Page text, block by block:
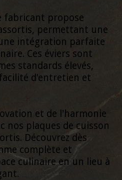
fabricant propose
permettant une
intégration parfaite
Ces éviers sont
standards élevés,
d'entretien et
et de l'harmonie
nos plaques de cuisson
Découvrez dès
complète et
culinaire en un lieu à